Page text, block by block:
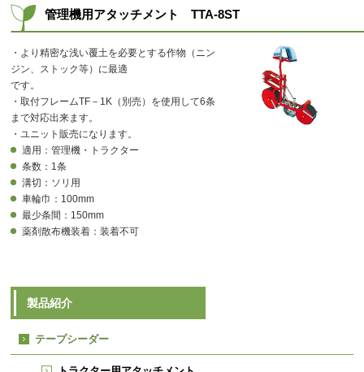
管理機用アタッチメント TTA-8ST
・より精密な浅い覆土を必要とする作物（ニン
ジン、ストック等）に最適
です。
・取付フレームTF－1K（別売）を使用して6条
まで対応出来ます。
・ユニット販売になります。
適用：管理機・トラクター
条数：1条
溝切：ソリ用
車輪巾：100mm
最少条間：150mm
薬剤散布機装着：装着不可
製品紹介
テープシーダー